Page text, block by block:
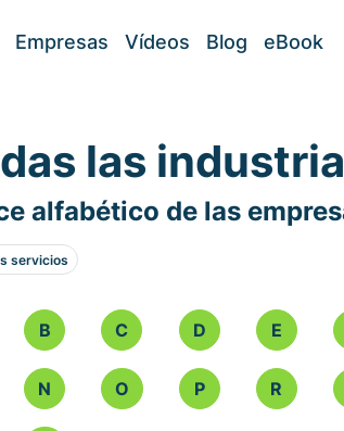
Empresas Vídeos Blog eBook
las
alfabético de las
servicios
B C D E
N O P R